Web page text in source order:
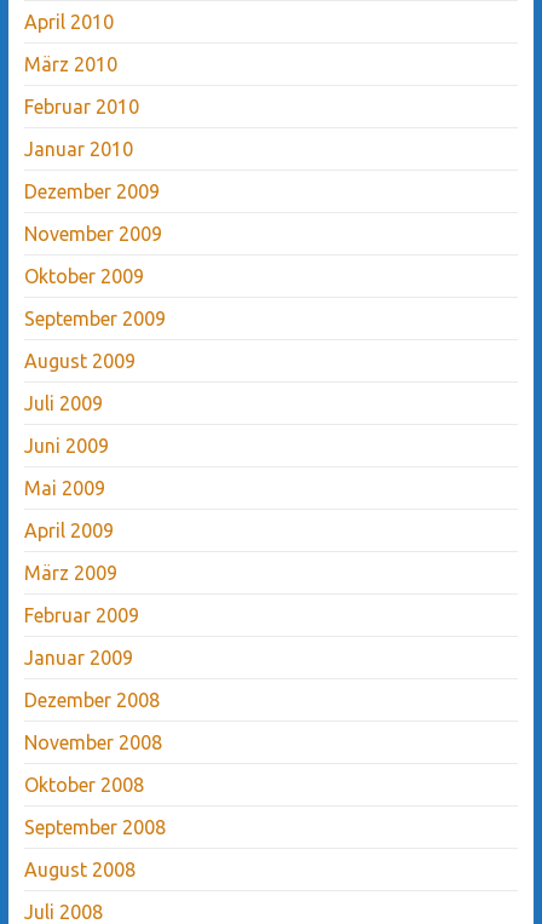
April 2010
März 2010
Februar 2010
Januar 2010
Dezember 2009
November 2009
Oktober 2009
September 2009
August 2009
Juli 2009
Juni 2009
Mai 2009
April 2009
März 2009
Februar 2009
Januar 2009
Dezember 2008
November 2008
Oktober 2008
September 2008
August 2008
Juli 2008